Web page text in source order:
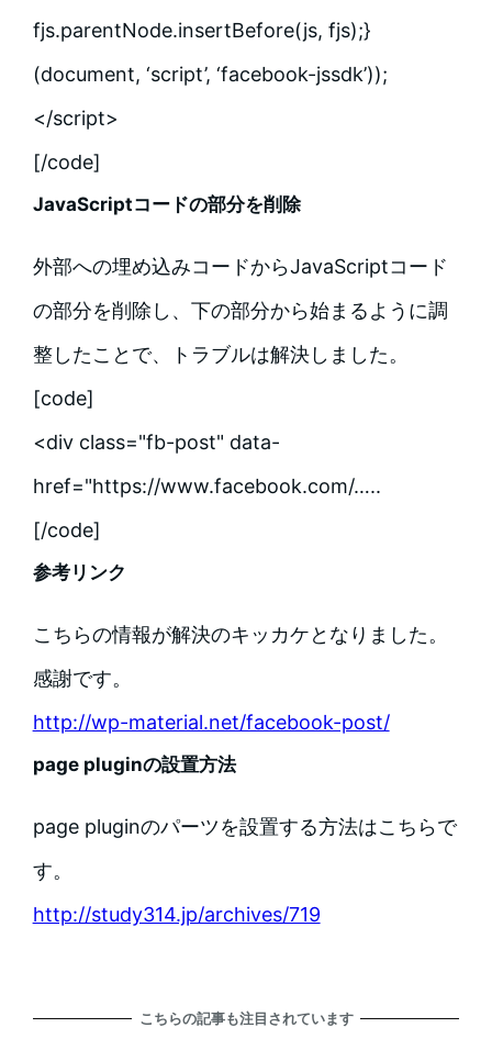
fjs.parentNode.insertBefore(js, fjs);}
(document, ‘script’, ‘facebook-jssdk’));
</script>
[/code]
JavaScriptコードの部分を削除
外部への埋め込みコードからJavaScriptコード
の部分を削除し、下の部分から始まるように調
整したことで、トラブルは解決しました。
[code]
<div class="fb-post" data-
href="https://www.facebook.com/…..
[/code]
参考リンク
こちらの情報が解決のキッカケとなりました。
感謝です。
http://wp-material.net/facebook-post/
page pluginの設置方法
page pluginのパーツを設置する方法はこちらで
す。
http://study314.jp/archives/719
こちらの記事も注目されています